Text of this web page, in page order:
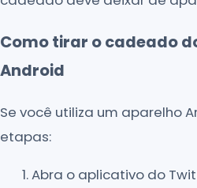
Como tirar o cadeado
Android
Se você utiliza um aparelho
etapas:
Abra o aplicativo do